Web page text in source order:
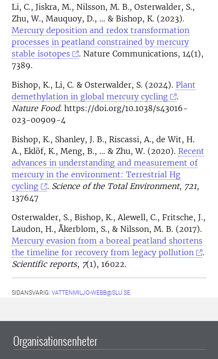
Li, C., Jiskra, M., Nilsson, M. B., Osterwalder, S.,
Zhu, W., Mauquoy, D., ... & Bishop, K. (2023).
Mercury deposition and redox transformation
processes in peatland constrained by mercury
stable isotopes
. Nature Communications, 14(1),
7389.
Bishop, K., Li, C. & Osterwalder, S. (2024). Plant
demethylation in global mercury cycling
.
Nature Food. https://doi.org/10.1038/s43016-
023-00909-4
Bishop, K., Shanley, J. B., Riscassi, A., de Wit, H.
A., Eklöf, K., Meng, B., ... & Zhu, W. (2020). Recent
advances in understanding and measurement of
mercury in the environment: Terrestrial Hg
cycling
. Science of the Total Environment, 721,
137647
Osterwalder, S., Bishop, K., Alewell, C., Fritsche, J.,
Laudon, H., Åkerblom, S., & Nilsson, M. B. (2017).
Mercury evasion from a boreal peatland shortens
the timeline for recovery from legacy pollution
.
Scientific reports, 7(1), 16022.
SIDANSVARIG: VATTENMILJO-WEBB@SLU.SE
Organisationsenheter